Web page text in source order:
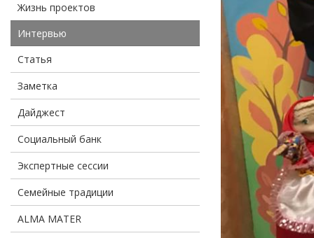
Жизнь проектов
Интервью
Статья
Заметка
Дайджест
Социальный банк
Экспертные сессии
Семейные традиции
ALMA MATER